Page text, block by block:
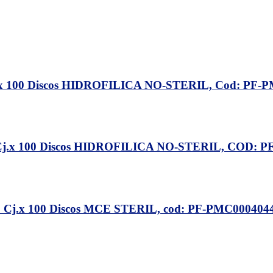
Discos HIDROFILICA NO-STERIL, Cod: PF-
100 Discos HIDROFILICA NO-STERIL, COD:
100 Discos MCE STERIL, cod: PF-